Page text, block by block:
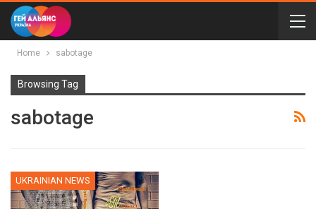
Home sabotage
Browsing Tag
sabotage
UKRAINIAN NEWS